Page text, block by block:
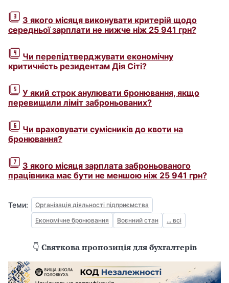
З якого місяця виконувати критерій щодо
середньої зарплати не нижче ніж 25 941 грн?
Чи перепідтверджувати економічну
критичність резидентам Дія Сіті?
У який строк анулювати бронювання, якщо
перевищили ліміт заброньованих?
Чи враховувати сумісників до квоти на
бронювання?
З якого місяця зарплата заброньованого
працівника має бути не меншою ніж 25 941 грн?
Теми:
Організація діяльності підприємства
Економічне бронювання
Воєнний стан ... всі
👇 Святкова пропозиція для бухгалтерів